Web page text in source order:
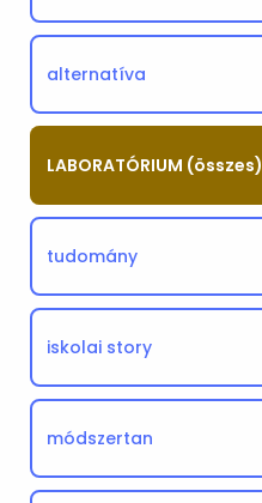
alternatíva
LABORATÓRIUM (összes)
tudomány
iskolai story
módszertan